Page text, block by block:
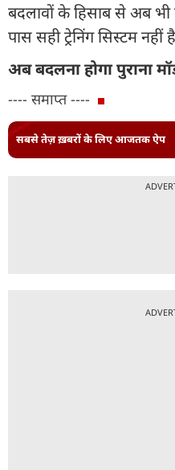
बदलावों के हिसाब से अब
पास सही ट्रेनिंग सिस्टम नहीं
अब बदलना होगा पुराना
---- समाप्त ----
सबसे तेज़ ख़बरों के लिए आजतक ऐप